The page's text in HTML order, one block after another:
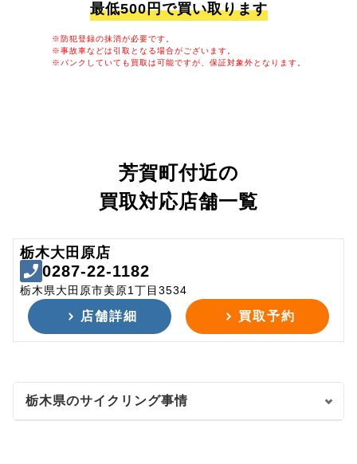
最低500円で買い取ります
※防犯登録の抹消が必要です。
※事故車などは引取となる場合がございます。
※パンクしていても買取は可能ですが、保証対象外となります。
芳賀町付近の
買取対応店舗一覧
栃木大田原店
0287-22-1182
栃木県大田原市美原1丁目3534
店舗詳細 買取予約
栃木県のサイクリング事情